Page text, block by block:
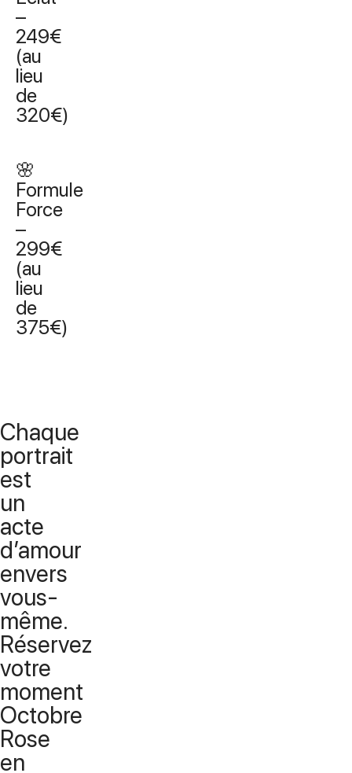
–
249€
(au
lieu
de
320€)
🌸
Formule
Force
–
299€
(au
lieu
de
375€)
Chaque
portrait
est
un
acte
d’amour
envers
vous-
même.
Réservez
votre
moment
Octobre
Rose
en